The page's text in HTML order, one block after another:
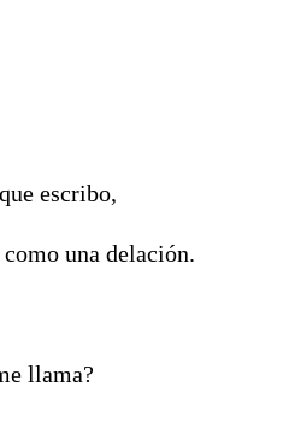
escribo,
una delación.
llama?